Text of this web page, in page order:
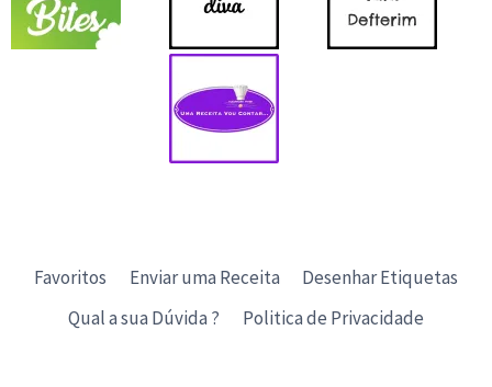
Favoritos Enviar uma Receita
Desenhar Etiquetas
Qual a sua Dúvida ?
Politica de Privacidade